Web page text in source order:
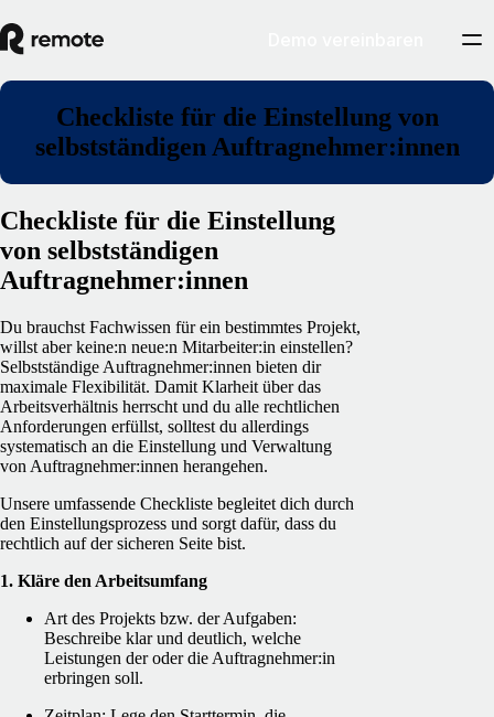
Checkliste für die Einstellung von
selbstständigen Auftragnehmer:innen
Checkliste für die Einstellung
von selbstständigen
Auftragnehmer:innen
Du brauchst Fachwissen für ein bestimmtes Projekt,
willst aber keine:n neue:n Mitarbeiter:in einstellen?
Selbstständige Auftragnehmer:innen bieten dir
maximale Flexibilität. Damit Klarheit über das
Arbeitsverhältnis herrscht und du alle rechtlichen
Anforderungen erfüllst, solltest du allerdings
systematisch an die Einstellung und Verwaltung
von Auftragnehmer:innen herangehen.
Unsere umfassende Checkliste begleitet dich durch
den Einstellungsprozess und sorgt dafür, dass du
rechtlich auf der sicheren Seite bist.
1. Kläre den Arbeitsumfang
Art des Projekts bzw. der Aufgaben:
Beschreibe klar und deutlich, welche
Leistungen der oder die Auftragnehmer:in
erbringen soll.